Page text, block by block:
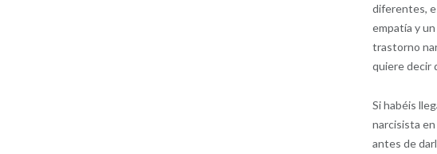
diferentes,
empatía y
trastorno
quiere decir
Si habéis
narcisista
antes de